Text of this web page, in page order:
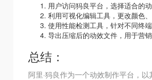
用户访问犸良平台，选择适合的动
利用可视化编辑工具，更改颜色
使用性能检测工具，针对不同终端
导出压缩后的动效文件，用于营
总结：
阿里·犸良作为一个动效制作平台，